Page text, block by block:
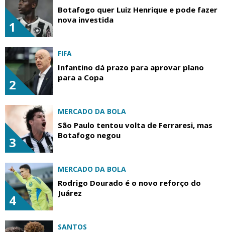
1
Botafogo quer Luiz Henrique e pode fazer
nova investida
2
FIFA
Infantino dá prazo para aprovar plano
para a Copa
3
MERCADO DA BOLA
São Paulo tentou volta de Ferraresi, mas
Botafogo negou
4
MERCADO DA BOLA
Rodrigo Dourado é o novo reforço do
Juárez
SANTOS